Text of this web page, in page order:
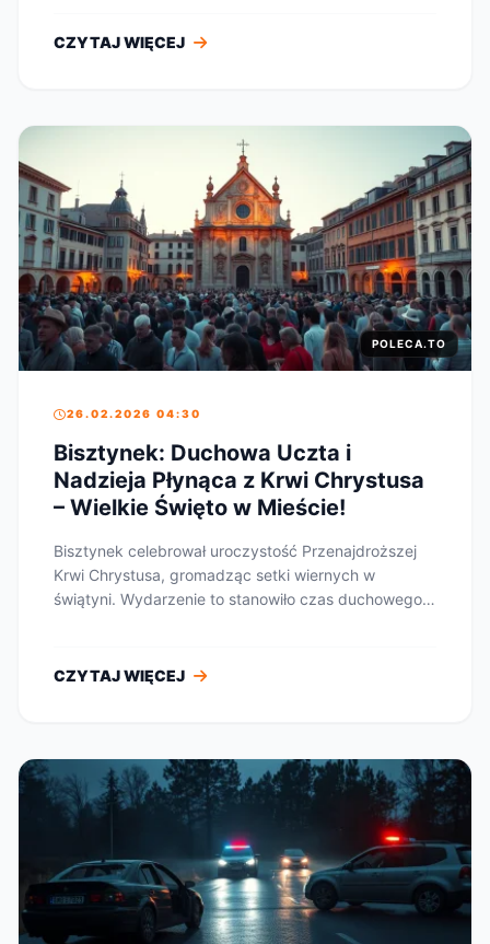
CZYTAJ WIĘCEJ
POLECA.TO
26.02.2026 04:30
Bisztynek: Duchowa Uczta i
Nadzieja Płynąca z Krwi Chrystusa
– Wielkie Święto w Mieście!
Bisztynek celebrował uroczystość Przenajdroższej
Krwi Chrystusa, gromadząc setki wiernych w
świątyni. Wydarzenie to stanowiło czas duchowego
CZYTAJ WIĘCEJ